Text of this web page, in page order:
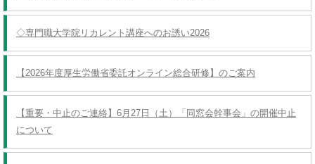
◇専門職大学院リカレント講座へのお誘い2026
【2026年度厚生労働省委託オンライン総合研修】のご案内
【重要・中止のご連絡】6月27日（土）「同窓会幹事会」の開催中止
について